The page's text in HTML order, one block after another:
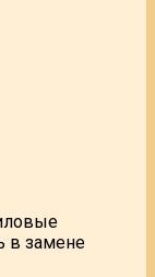
в замене